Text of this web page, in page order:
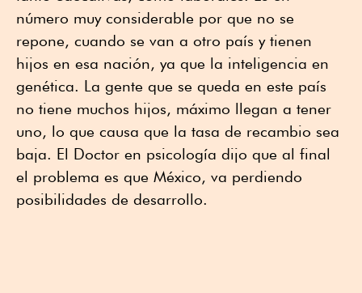
número muy considerable por que no se
repone, cuando se van a otro país y tienen
hijos en esa nación, ya que la inteligencia en
genética. La gente que se queda en este país
no tiene muchos hijos, máximo llegan a tener
uno, lo que causa que la tasa de recambio sea
baja. El Doctor en psicología dijo que al final
el problema es que México, va perdiendo
posibilidades de desarrollo.